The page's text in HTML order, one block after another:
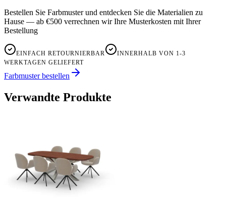
Bestellen Sie Farbmuster und entdecken Sie die Materialien zu
Hause — ab €500 verrechnen wir Ihre Musterkosten mit Ihrer
Bestellung
EINFACH RETOURNIERBAR
INNERHALB VON 1-3
WERKTAGEN GELIEFERT
Farbmuster bestellen
Verwandte Produkte